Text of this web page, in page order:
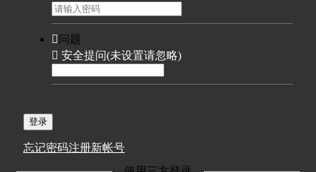
问题
 安全提问(未设置请忽略)
登录
忘记密码注册新帐号